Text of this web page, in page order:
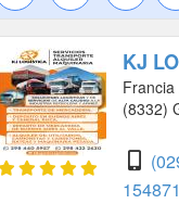
KJ
(8332)